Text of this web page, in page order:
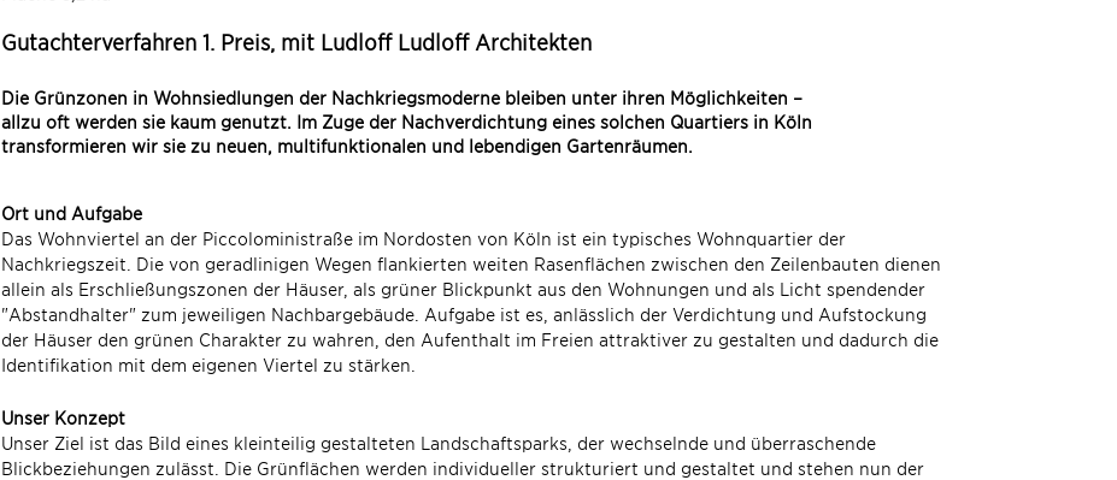
Gutachterverfahren 1. Preis, mit Ludloff Ludloff Architekten
Die Grünzonen in Wohnsiedlungen der Nachkriegsmoderne bleiben unter ihren Möglichkeiten –
allzu oft werden sie kaum genutzt. Im Zuge der Nachverdichtung eines solchen Quartiers in Köln
transformieren wir sie zu neuen, multifunktionalen und lebendigen Gartenräumen.
Ort und Aufgabe
Das Wohnviertel an der Piccoloministraße im Nordosten von Köln ist ein typisches Wohnquartier der
Nachkriegszeit. Die von geradlinigen Wegen flankierten weiten Rasenflächen zwischen den Zeilenbauten dienen
allein als Erschließungszonen der Häuser, als grüner Blickpunkt aus den Wohnungen und als Licht spendender
"Abstandhalter" zum jeweiligen Nachbargebäude. Aufgabe ist es, anlässlich der Verdichtung und Aufstockung
der Häuser den grünen Charakter zu wahren, den Aufenthalt im Freien attraktiver zu gestalten und dadurch die
Identifikation mit dem eigenen Viertel zu stärken.
Unser Konzept
Unser Ziel ist das Bild eines kleinteilig gestalteten Landschaftsparks, der wechselnde und überraschende
Blickbeziehungen zulässt. Die Grünflächen werden individueller strukturiert und gestaltet und stehen nun der